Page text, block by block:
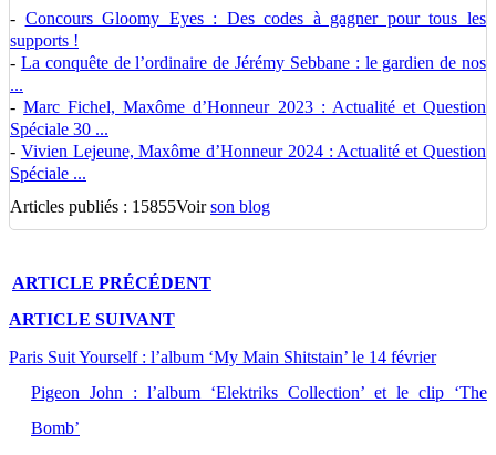
- Concours Gloomy Eyes : Des codes à gagner pour tous les
supports !
- La conquête de l’ordinaire de Jérémy Sebbane : le gardien de nos
...
-Marc Fichel, Maxôme d’Honneur 2023 : Actualité et Question
Spéciale 30 ...
- Vivien Lejeune, Maxôme d’Honneur 2024 : Actualité et Question
Spéciale ...
Articles publiés : 15855Voirson blog
ARTICLE PRÉCÉDENT
ARTICLE SUIVANT
Paris Suit Yourself : l’album ‘My Main Shitstain’ le 14 février
Pigeon John : l’album ‘Elektriks Collection’ et le clip ‘The
Bomb’